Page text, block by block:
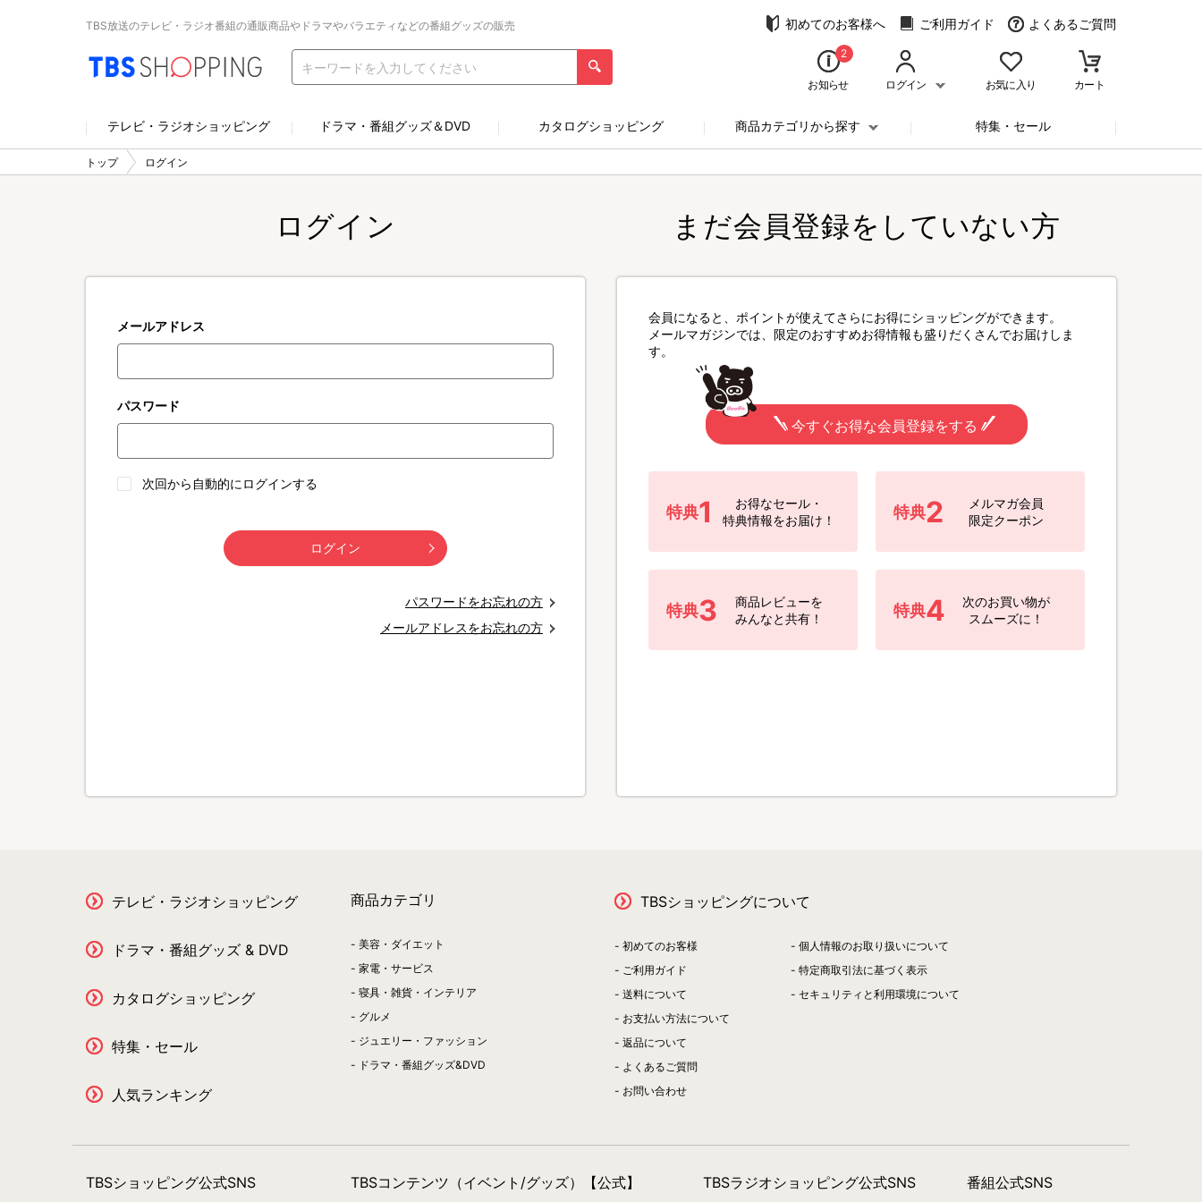
TBS放送のテレビ・ラジオ番組の通販商品やドラマやバラエティなどの番組グッズの販売 初めてのお客様へ ご利用ガイド よくあるご質問
2
お知らせ ログイン お気に入り カート
テレビ・ラジオショッピング ドラマ・番組グッズ＆DVD カタログショッピング 商品カテゴリから探す 特集・セール
トップ ログイン
ログイン
メールアドレス
パスワード
次回から自動的にログインする
ログイン
パスワードをお忘れの方
メールアドレスをお忘れの方
まだ会員登録をしていない方
会員になると、ポイントが使えてさらにお得にショッピングができます。
メールマガジンでは、限定のおすすめお得情報も盛りだくさんでお届けしま
す。
今すぐお得な会員登録をする
特典1
お得なセール・
特典情報をお届け！
特典2
メルマガ会員
限定クーポン
特典3
商品レビューを
みんなと共有！
特典4
次のお買い物が
スムーズに！
テレビ・ラジオショッピング
ドラマ・番組グッズ & DVD
カタログショッピング
特集・セール
人気ランキング
商品カテゴリ
美容・ダイエット
家電・サービス
寝具・雑貨・インテリア
グルメ
ジュエリー・ファッション
ドラマ・番組グッズ&DVD
TBSショッピングについて
初めてのお客様
ご利用ガイド
送料について
お支払い方法について
返品について
よくあるご質問
お問い合わせ
個人情報のお取り扱いについて
特定商取引法に基づく表示
セキュリティと利用環境について
TBSショッピング公式SNS TBSコンテンツ（イベント/グッズ）【公式】 TBSラジオショッピング公式SNS 番組公式SNS